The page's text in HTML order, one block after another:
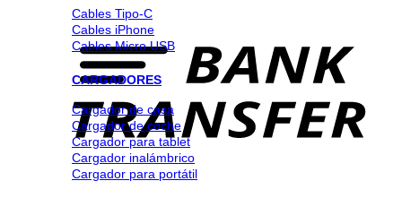
Cables Tipo-C
Cables iPhone
Cables Micro USB
CARGADORES
Cargador de casa
Cargador de coche
Cargador para tablet
Cargador inalámbrico
Cargador para portátil